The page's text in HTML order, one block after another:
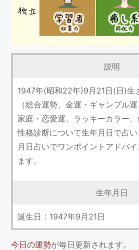
説明
1947年(昭和22年)9月21日(日)生
（総合運勢、金運・ギャンブル運
家庭・恋愛運、ラッキーカラー、
性格診断について生年月日で占
月日占いでワンポイントアドバ
ます。
生年月日
誕生日： 1947年9 月 21日
今日の運勢が毎日更新されます。